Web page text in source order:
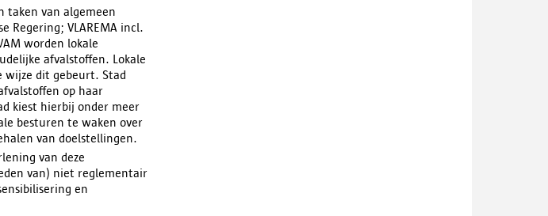
taken van algemeen
Regering; VLAREMA incl.
worden lokale
afvalstoffen. Lokale
wijze dit gebeurt. Stad
op haar
kiest hierbij onder meer
besturen te waken over
van doelstellingen.
van deze
van) niet reglementair
en